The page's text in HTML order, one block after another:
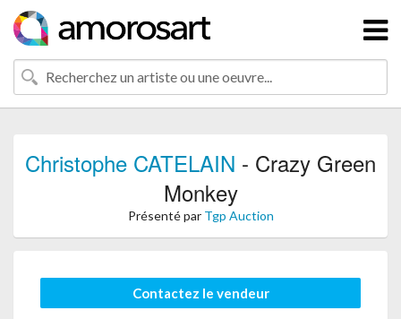
Christophe CATELAIN - Crazy Green
Monkey
Présenté par Tgp Auction
Contactez le vendeur